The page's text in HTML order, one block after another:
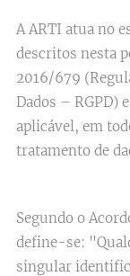
A ARTI atua no
descritos nesta
2016/679
Dados – RGPD)
aplicável, em
tratamento de
Segundo o
define-se:
singular